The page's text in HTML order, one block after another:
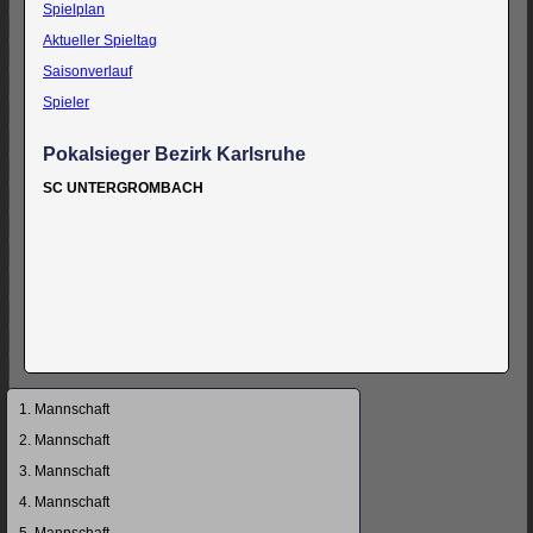
Spielplan
Aktueller Spieltag
Saisonverlauf
Spieler
Pokalsieger Bezirk Karlsruhe
SC UNTERGROMBACH
Navigation
1. Mannschaft
2. Mannschaft
3. Mannschaft
4. Mannschaft